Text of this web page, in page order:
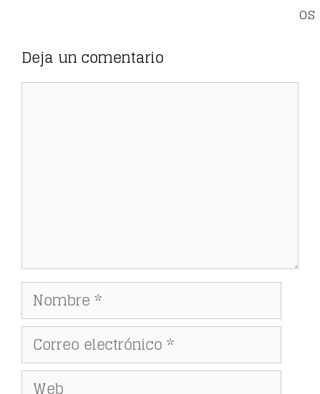
os
Deja un comentario
Comentario
Nombre
Correo
electrónico
Web